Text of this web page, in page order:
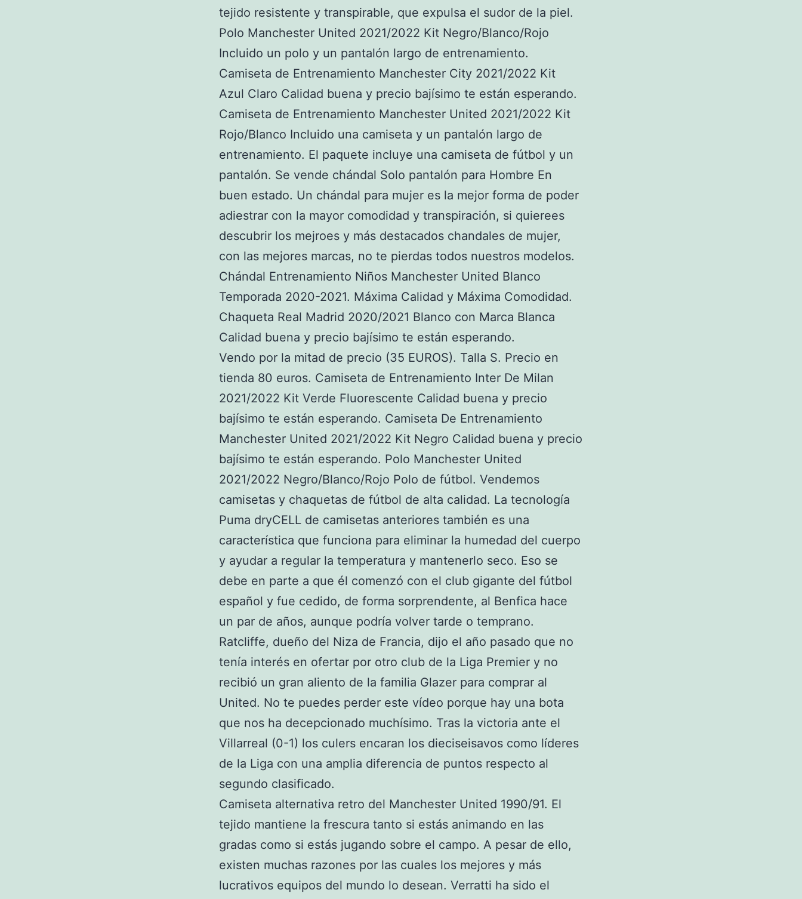
tejido resistente y transpirable, que expulsa el sudor de la piel.
Polo Manchester United 2021/2022 Kit Negro/Blanco/Rojo
Incluido un polo y un pantalón largo de entrenamiento.
Camiseta de Entrenamiento Manchester City 2021/2022 Kit
Azul Claro Calidad buena y precio bajísimo te están esperando.
Camiseta de Entrenamiento Manchester United 2021/2022 Kit
Rojo/Blanco Incluido una camiseta y un pantalón largo de
entrenamiento. El paquete incluye una camiseta de fútbol y un
pantalón. Se vende chándal Solo pantalón para Hombre En
buen estado. Un chándal para mujer es la mejor forma de poder
adiestrar con la mayor comodidad y transpiración, si quierees
descubrir los mejroes y más destacados chandales de mujer,
con las mejores marcas, no te pierdas todos nuestros modelos.
Chándal Entrenamiento Niños Manchester United Blanco
Temporada 2020-2021. Máxima Calidad y Máxima Comodidad.
Chaqueta Real Madrid 2020/2021 Blanco con Marca Blanca
Calidad buena y precio bajísimo te están esperando.
Vendo por la mitad de precio (35 EUROS). Talla S. Precio en
tienda 80 euros. Camiseta de Entrenamiento Inter De Milan
2021/2022 Kit Verde Fluorescente Calidad buena y precio
bajísimo te están esperando. Camiseta De Entrenamiento
Manchester United 2021/2022 Kit Negro Calidad buena y precio
bajísimo te están esperando. Polo Manchester United
2021/2022 Negro/Blanco/Rojo Polo de fútbol. Vendemos
camisetas y chaquetas de fútbol de alta calidad. La tecnología
Puma dryCELL de camisetas anteriores también es una
característica que funciona para eliminar la humedad del cuerpo
y ayudar a regular la temperatura y mantenerlo seco. Eso se
debe en parte a que él comenzó con el club gigante del fútbol
español y fue cedido, de forma sorprendente, al Benfica hace
un par de años, aunque podría volver tarde o temprano.
Ratcliffe, dueño del Niza de Francia, dijo el año pasado que no
tenía interés en ofertar por otro club de la Liga Premier y no
recibió un gran aliento de la familia Glazer para comprar al
United. No te puedes perder este vídeo porque hay una bota
que nos ha decepcionado muchísimo. Tras la victoria ante el
Villarreal (0-1) los culers encaran los dieciseisavos como líderes
de la Liga con una amplia diferencia de puntos respecto al
segundo clasificado.
Camiseta alternativa retro del Manchester United 1990/91. El
tejido mantiene la frescura tanto si estás animando en las
gradas como si estás jugando sobre el campo. A pesar de ello,
existen muchas razones por las cuales los mejores y más
lucrativos equipos del mundo lo desean. Verratti ha sido el